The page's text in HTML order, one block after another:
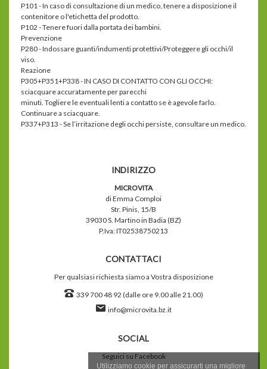
Utilizziamo cookie per assicurarti una migliore
P101 - In caso di consultazione di un medico, tenere a disposizione il
contenitore o l'etichetta del prodotto.
P102 - Tenere fuori dalla portata dei bambini.
Prevenzione
P280 - Indossare guanti/indumenti protettivi/Proteggere gli occhi/il
viso.
Reazione
P305+P351+P338 - IN CASO DI CONTATTO CON GLI OCCHI:
sciacquare accuratamente per parecchi
minuti. Togliere le eventuali lenti a contatto se è agevole farlo.
Continuare a sciacquare.
P337+P313 - Se l’irritazione degli occhi persiste, consultare un medico.
INDIRIZZO
MICROVITA
di Emma Comploi
Str. Pinis, 15/B
39030 S. Martino in Badia (BZ)
P.Iva: IT02538750213
CONTATTACI
Per qualsiasi richiesta siamo a Vostra disposizione
339 700 48 92 (dalle ore 9.00 alle 21.00)
info@microvita.bz.it
SOCIAL
Seguici su Facebook